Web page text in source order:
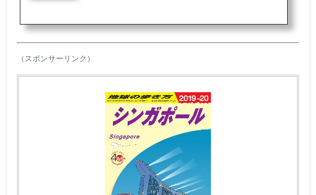
が毎日何回か上演されます。これを時間を調整すると一日で全て見て回れます
のでその方法をご紹介します。Part.1 ガーデンズ・バイ・ザ・ベイは暑いシ
（スポンサーリンク）